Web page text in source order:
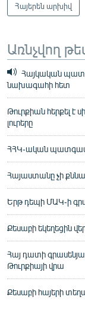
Հայերեն արխիվ
Առնչվող
Հայկական
նախագահի հետ
Թուրքիան հերքել է
լուրերը
ՀՀԿ-ական
Հայաստանը չի
Երթ դեպի ՄԱԿ-ի
Քեսաբի եկեղեցին
Հայ դատի
Թուրքիայի վրա
Քեսաբի հայերի